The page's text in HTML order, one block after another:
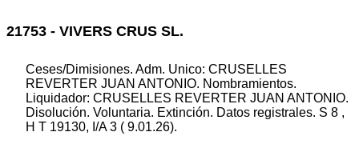
21753 - VIVERS CRUS SL.
Ceses/Dimisiones. Adm. Unico: CRUSELLES
REVERTER JUAN ANTONIO. Nombramientos.
Liquidador: CRUSELLES REVERTER JUAN ANTONIO.
Disolución. Voluntaria. Extinción. Datos registrales. S 8 ,
H T 19130, I/A 3 ( 9.01.26).